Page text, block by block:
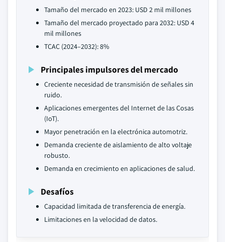
Tamaño del mercado en 2023: USD 2 mil millones
Tamaño del mercado proyectado para 2032: USD 4
mil millones
TCAC (2024–2032): 8%
Principales impulsores del mercado
Creciente necesidad de transmisión de señales sin
ruido.
Aplicaciones emergentes del Internet de las Cosas
(IoT).
Mayor penetración en la electrónica automotriz.
Demanda creciente de aislamiento de alto voltaje
robusto.
Demanda en crecimiento en aplicaciones de salud.
Desafíos
Capacidad limitada de transferencia de energía.
Limitaciones en la velocidad de datos.